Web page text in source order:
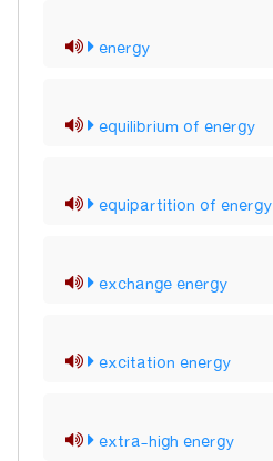
energy
equilibrium of energy
equipartition of energy
exchange energy
excitation energy
extra-high energy